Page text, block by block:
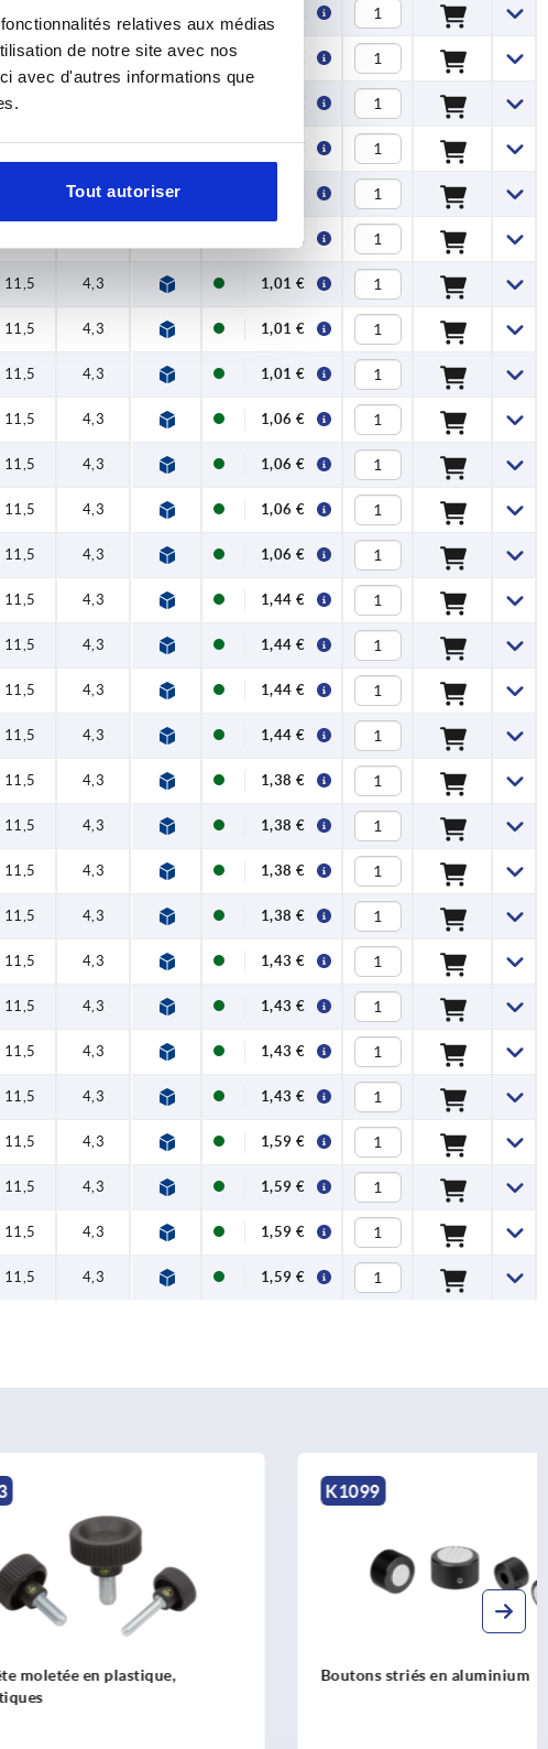
relatives aux médias
de notre site avec nos
avec d'autres informations que
Tout autoriser
1,07 €
11,5 4,3 0,98 €
11,5 0,98 €
11,5 4,3 0,98 €
4,3 0,98 €
1,01 €
11,5 4,3 1,01 €
11,5 4,3 1,01 €
11,5 4,3 1,01 €
11,5 4,3 1,06 €
11,5 4,3 1,06 €
11,5 4,3 1,06 €
11,5 4,3 1,06 €
11,5 4,3 1,44 €
11,5 4,3 1,44 €
11,5 4,3 1,44 €
11,5 4,3 1,44 €
11,5 4,3 1,38 €
11,5 4,3 1,38 €
11,5 4,3 1,38 €
11,5 4,3 1,38 €
11,5 4,3 1,43 €
11,5 4,3 1,43 €
11,5 4,3 1,43 €
11,5 4,3 1,43 €
11,5 4,3 1,59 €
11,5 4,3 1,59 €
11,5 4,3 1,59 €
11,5 4,3 1,59 €
plastique,
Boutons striés en aluminium